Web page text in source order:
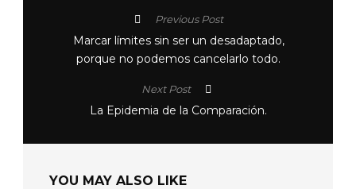
Previous Post
Marcar límites sin ser un desadaptado,
porque no podemos cancelarlo todo.
Next Post
La Epidemia de la Comparación.
YOU MAY ALSO LIKE